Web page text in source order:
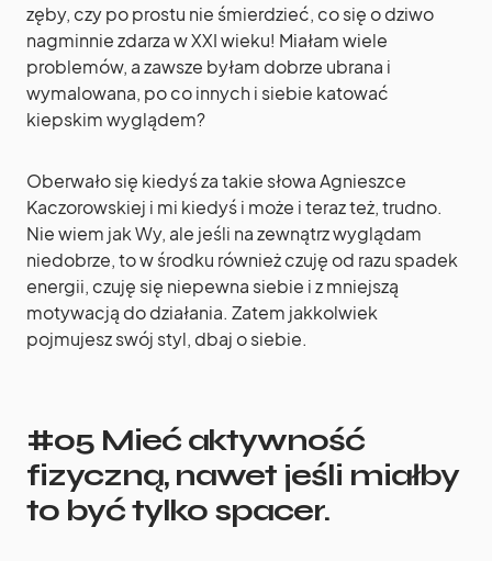
zęby, czy po prostu nie śmierdzieć, co się o dziwo
nagminnie zdarza w XXI wieku! Miałam wiele
problemów, a zawsze byłam dobrze ubrana i
wymalowana, po co innych i siebie katować
kiepskim wyglądem?
Oberwało się kiedyś za takie słowa Agnieszce
Kaczorowskiej i mi kiedyś i może i teraz też, trudno.
Nie wiem jak Wy, ale jeśli na zewnątrz wyglądam
niedobrze, to w środku również czuję od razu spadek
energii, czuję się niepewna siebie i z mniejszą
motywacją do działania. Zatem jakkolwiek
pojmujesz swój styl, dbaj o siebie.
#05 Mieć aktywność
fizyczną, nawet jeśli miałby
to być tylko spacer.